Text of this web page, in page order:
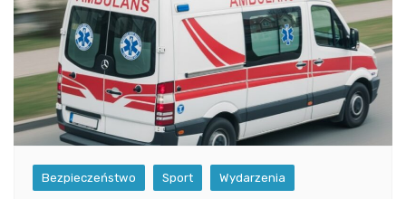
Bezpieczeństwo Sport Wydarzenia